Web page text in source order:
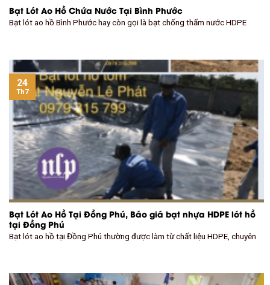
Bạt Lót Ao Hồ Chứa Nước Tại Bình Phước
Bạt lót ao hồ Bình Phước hay còn gọi là bạt chống thấm nước HDPE
Bạt Lót Ao Hồ Tại Đồng Phú, Báo giá bạt nhựa HDPE lót hồ
tại Đồng Phú
Bạt lót ao hồ tại Đồng Phú thường được làm từ chất liệu HDPE, chuyên
24
Th7